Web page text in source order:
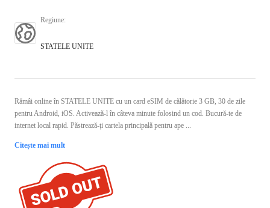
Regiune:
STATELE UNITE
Rămâi online în STATELE UNITE cu un card eSIM de călătorie 3 GB, 30 de zile
pentru Android, iOS. Activează-l în câteva minute folosind un cod. Bucură-te de
internet local rapid. Păstrează-ți cartela principală pentru ape ...
Citește mai mult